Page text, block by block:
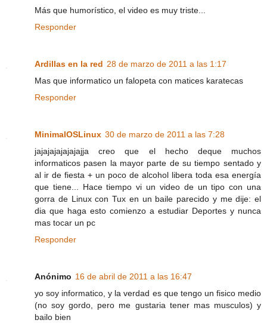
Más que humorístico, el video es muy triste...
Responder
Ardillas en la red 28 de marzo de 2011 a las 1:17
Mas que informatico un falopeta con matices karatecas
Responder
MinimalOSLinux 30 de marzo de 2011 a las 7:28
jajajajajajajajja creo que el hecho deque muchos
informaticos pasen la mayor parte de su tiempo sentado y
al ir de fiesta + un poco de alcohol libera toda esa energía
que tiene... Hace tiempo vi un video de un tipo con una
gorra de Linux con Tux en un baile parecido y me dije: el
dia que haga esto comienzo a estudiar Deportes y nunca
mas tocar un pc
Responder
Anónimo 16 de abril de 2011 a las 16:47
yo soy informatico, y la verdad es que tengo un fisico medio
(no soy gordo, pero me gustaria tener mas musculos) y
bailo bien